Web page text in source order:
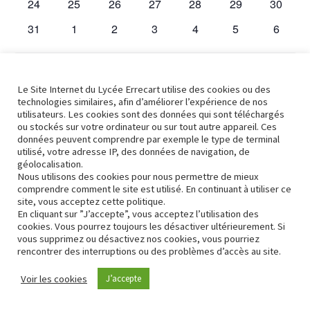
24 25 26 27 28 29
30
0
31
0
1
0
2
0
3
0
4
0
5
0
6
Juil Ce mois-ci Sep
S’abonner au calendrier
Conformité RGPD
Le Site Internet du Lycée Errecart utilise des cookies ou des
technologies similaires, afin d’améliorer l’expérience de nos
utilisateurs. Les cookies sont des données qui sont téléchargés
ou stockés sur votre ordinateur ou sur tout autre appareil. Ces
données peuvent comprendre par exemple le type de terminal
utilisé, votre adresse IP, des données de navigation, de
géolocalisation.
Nous utilisons des cookies pour nous permettre de mieux
comprendre comment le site est utilisé. En continuant à utiliser ce
site, vous acceptez cette politique.
En cliquant sur ”J’accepte”, vous acceptez l’utilisation des
cookies. Vous pourrez toujours les désactiver ultérieurement. Si
vous supprimez ou désactivez nos cookies, vous pourriez
rencontrer des interruptions ou des problèmes d’accès au site.
Voir les cookies J’accepte